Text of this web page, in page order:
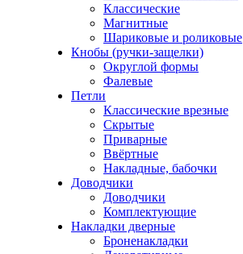
Классические
Магнитные
Шариковые и роликовые
Кнобы (ручки-защелки)
Округлой формы
Фалевые
Петли
Классические врезные
Скрытые
Приварные
Ввёртные
Накладные, бабочки
Доводчики
Доводчики
Комплектующие
Накладки дверные
Броненакладки